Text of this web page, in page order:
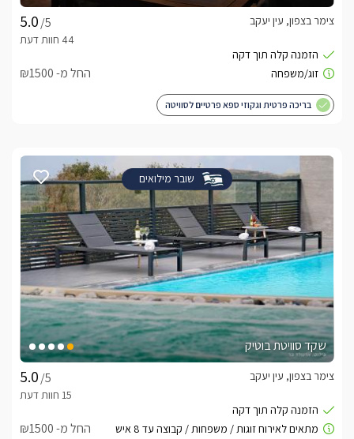
/5
צימר בצפון, עין יעקב
החל מ- ₪1500
בריכה פרטית וגקוזי ספא פרטיים לסוויטה
שובר מילואים
שקד סוויטת בוטיק
/5
צימר בצפון, עין יעקב
החל מ- ₪1500